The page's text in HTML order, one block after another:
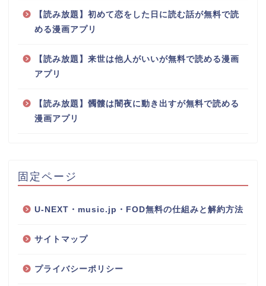
【読み放題】初めて恋をした日に読む話が無料で読
める漫画アプリ
【読み放題】来世は他人がいいが無料で読める漫画
アプリ
【読み放題】髑髏は闇夜に動き出すが無料で読める
漫画アプリ
固定ページ
U-NEXT・music.jp・FOD無料の仕組みと解約方法
サイトマップ
プライバシーポリシー